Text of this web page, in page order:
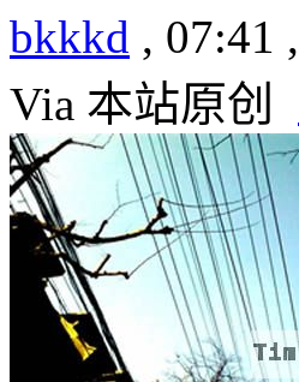
bkkkd , 07:41 ,
Via 本站原创